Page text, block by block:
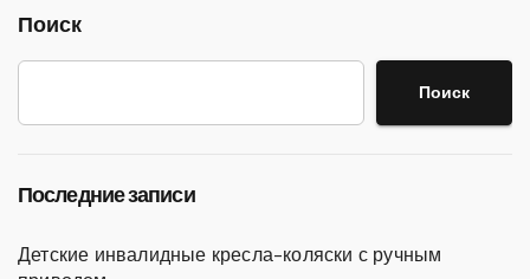
Поиск
Поиск
Последние записи
Детские инвалидные кресла-коляски с ручным